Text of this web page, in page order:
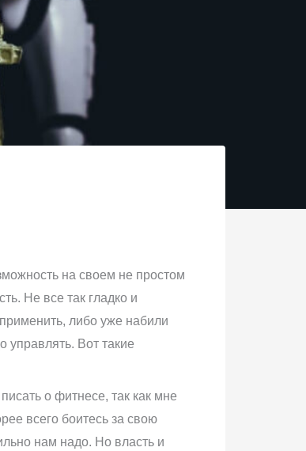
на своем не простом
Не все так гладко и
либо уже набили
управлять. Вот такие
о фитнесе, так как мне
всего боитесь за свою
нам надо. Но власть и